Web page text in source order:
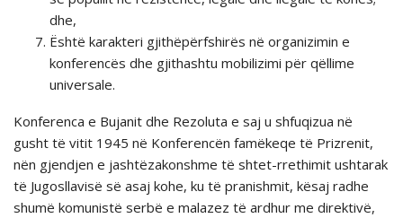
dhe,
Është karakteri gjithëpërfshirës në organizimin e
konferencës dhe gjithashtu mobilizimi për qëllime
universale.
Konferenca e Bujanit dhe Rezoluta e saj u shfuqizua në
gusht të vitit 1945 në Konferencën famёkeqe tё Prizrenit,
nёn gjendjen e jashtёzakonshme tё shtet-rrethimit ushtarak
tё Jugosllavisё sё asaj kohe, ku të pranishmit, kësaj radhe
shumë komunistë serbë e malazez tё ardhur me direktivё,